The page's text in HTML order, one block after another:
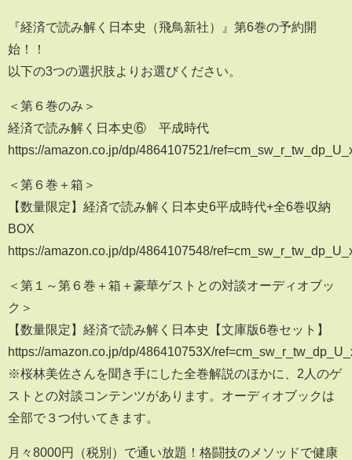
『経済で読み解く日本史（飛鳥新社）』第6巻の予約開
始！！
以下の3つの選択肢よりお選びください。
＜第６巻のみ＞
経済で読み解く日本史⑥ 平成時代
https://amazon.co.jp/dp/4864107521/
＜第６巻＋箱＞
【数量限定】経済で読み解く日本史6平成時代+全6巻収納
BOX
https://amazon.co.jp/dp/4864107548/
＜第１～第６巻＋箱＋豪華ゲストとの対談オーディオブッ
ク＞
【数量限定】経済で読み解く日本史【文庫版6巻セット】
https://amazon.co.jp/dp/486410753X/
※桜林美佐さんを聞き手にした全巻解説のほかに、2人のゲ
ストとの対談コンテンツがあります。オーディオブックは
全部で３つ付いてきます。
月々8000円（税別）で通い放題！格闘技のメソッドで健康